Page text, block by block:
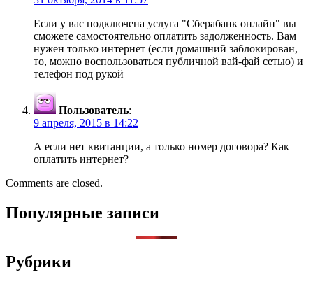
Если у вас подключена услуга "Сберабанк онлайн" вы
сможете самостоятельно оплатить задолженность. Вам
нужен только интернет (если домашний заблокирован,
то, можно воспользоваться публичной вай-фай сетью) и
телефон под рукой
Пользователь:
9 апреля, 2015 в 14:22
А если нет квитанции, а только номер договора? Как
оплатить интернет?
Comments are closed.
Популярные записи
Рубрики